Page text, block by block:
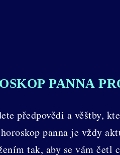
PANNA
předpovědi a věštby,
panna je vždy
tak, aby se vám